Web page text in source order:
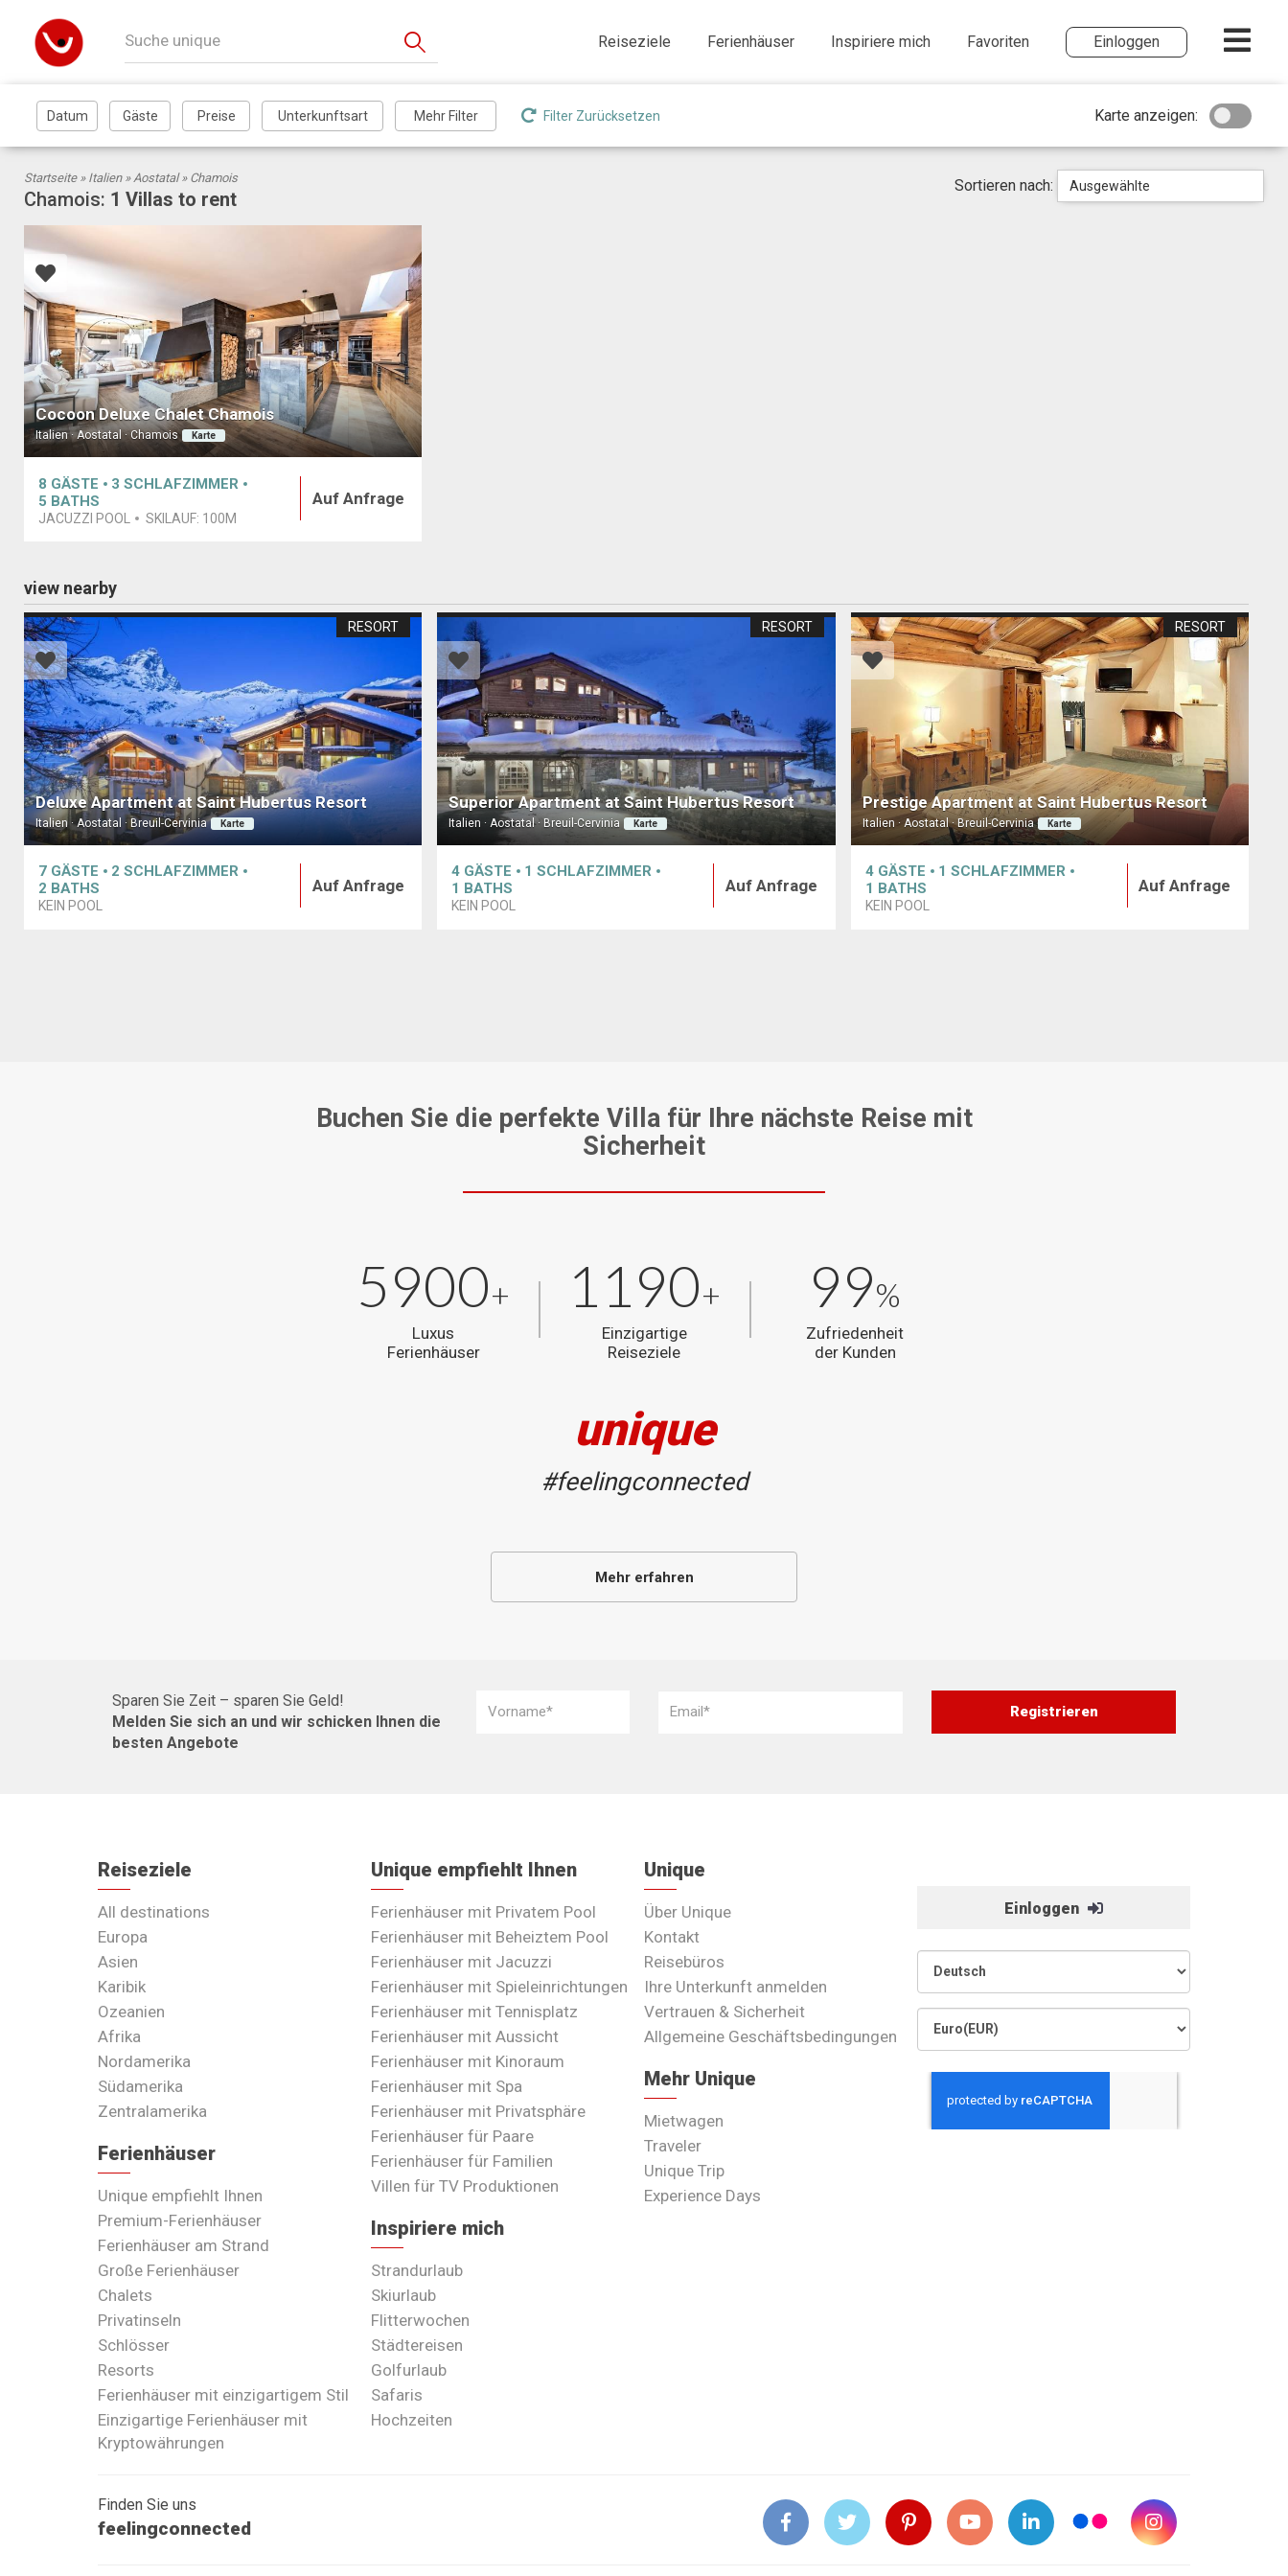
Reiseziele Ferienhäuser Inspiriere mich Favoriten Einloggen
Filter Zurücksetzen Karte anzeigen:
Startseite » Italien»Aostatal» Chamois
Chamois: 1 Villas to rent
Sortieren nach: Ausgewählte
Cocoon Deluxe Chalet Chamois
Italien · Aostatal · Chamois Karte
8 GÄSTE 3 SCHLAFZIMMER
5 BATHS
JACUZZI POOL SKILAUF: 100M
Auf Anfrage
view nearby
Deluxe Apartment at Saint Hubertus Resort
Italien · Aostatal · Breuil-Cervinia Karte
RESORT
7 GÄSTE 2 SCHLAFZIMMER
2 BATHS
KEIN POOL
Auf Anfrage
Superior Apartment at Saint Hubertus Resort
Italien · Aostatal · Breuil-Cervinia Karte
RESORT
4 GÄSTE 1SCHLAFZIMMER
1 BATHS
KEIN POOL
Auf Anfrage
Prestige Apartment at Saint Hubertus Resort
Italien · Aostatal · Breuil-Cervinia Karte
RESORT
4 GÄSTE 1 SCHLAFZIMMER
1 BATHS
KEIN POOL
Auf Anfrage
Buchen Sie die perfekte Villa für Ihre nächste Reise mit
Sicherheit
5900+
Luxus
Ferienhäuser
1190+
Einzigartige
Reiseziele
99%
Zufriedenheit
der Kunden
unique
#feelingconnected
Mehr erfahren
Sparen Sie Zeit – sparen Sie Geld!
Melden Sie sich an und wir schicken Ihnen die
besten Angebote
Reiseziele
All destinations
Europa
Asien
Karibik
Ozeanien
Afrika
Nordamerika
Südamerika
Zentralamerika
Ferienhäuser
Unique empfiehlt Ihnen
Premium-Ferienhäuser
Ferienhäuser am Strand
Große Ferienhäuser
Chalets
Privatinseln
Schlösser
Resorts
Ferienhäuser mit einzigartigem Stil
Einzigartige Ferienhäuser mit
Kryptowährungen
Unique empfiehlt Ihnen
Ferienhäuser mit Privatem Pool
Ferienhäuser mit Beheiztem Pool
Ferienhäuser mit Jacuzzi
Ferienhäuser mit Spieleinrichtungen
Ferienhäuser mit Tennisplatz
Ferienhäuser mit Aussicht
Ferienhäuser mit Kinoraum
Ferienhäuser mit Spa
Ferienhäuser mit Privatsphäre
Ferienhäuser für Paare
Ferienhäuser für Familien
Villen für TV Produktionen
Inspiriere mich
Strandurlaub
Skiurlaub
Flitterwochen
Städtereisen
Golfurlaub
Safaris
Hochzeiten
Unique
Über Unique
Kontakt
Reisebüros
Ihre Unterkunft anmelden
Vertrauen & Sicherheit
Allgemeine Geschäftsbedingungen
Mehr Unique
Mietwagen
Traveler
Unique Trip
Experience Days
Einloggen
Finden Sie uns
feelingconnected